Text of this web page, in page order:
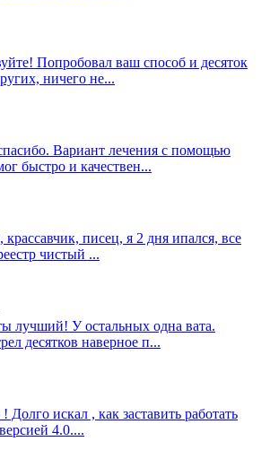
Попробовал ваш способ и десяток
ничего не...
Вариант лечения с помощью
быстро и качествен...
крассавчик, писец, я 2 дня ипался, все
чистый ...
лучший! У остальных одна вата.
десятков наверное п...
Долго искал , как заставить работать
4.0....